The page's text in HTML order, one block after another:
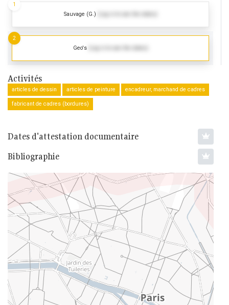
Sauvage (G.)
1
Geo's
2
Activités
articles de dessin articles de peinture encadreur, marchand de cadres
fabricant de cadres (bordures)
Dates d'attestation documentaire
Bibliographie